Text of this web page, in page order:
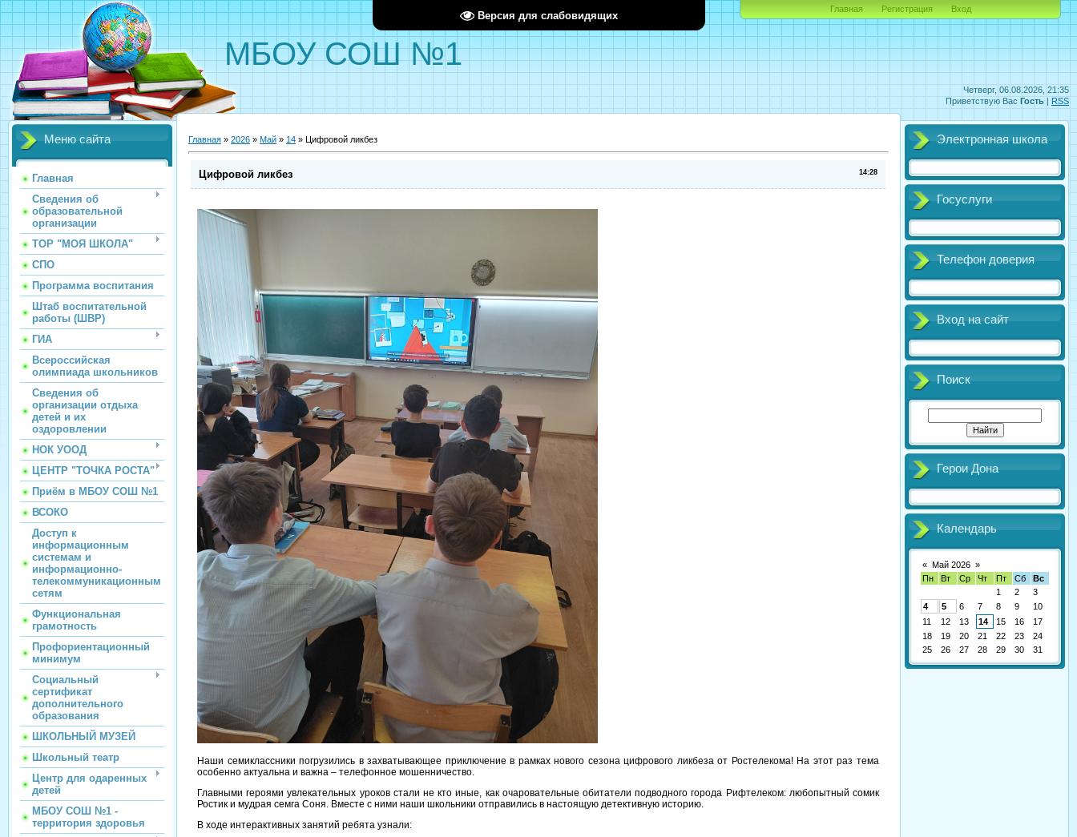
Версия для слабовидящих
Четверг, 06.08.2026, 21:35
Приветствую Вас Гость | RSS
МБОУ СОШ №1
Главная Регистрация Вход
Меню сайта
Главная
Сведения об
образовательной
организации
ТОР "МОЯ ШКОЛА"
СПО
Программа воспитания
Штаб воспитательной
работы (ШВР)
ГИА
Всероссийская
олимпиада школьников
Сведения об
организации отдыха
детей и их
оздоровлении
НОК УООД
ЦЕНТР "ТОЧКА РОСТА"
Приём в МБОУ СОШ №1
ВСОКО
Доступ к
информационным
системам и
информационно-
телекоммуникационным
сетям
Функциональная
грамотность
Профориентационный
минимум
Социальный
сертификат
дополнительного
образования
ШКОЛЬНЫЙ МУЗЕЙ
Школьный театр
Центр для одаренных
детей
МБОУ СОШ №1 -
территория здоровья
Главная » 2026 » Май » 14 » Цифровой ликбез
14:28
Цифровой ликбез
Наши семиклассники погрузились в захватывающее приключение в рамках нового сезона цифрового ликбеза от Ростелекома! На этот раз тема
особенно актуальна и важна – телефонное мошенничество.
Главными героями увлекательных уроков стали не кто иные, как очаровательные обитатели подводного города Рифтелеком: любопытный сомик
Ростик и мудрая семга Соня. Вместе с ними наши школьники отправились в настоящую детективную историю.
В ходе интерактивных занятий ребята узнали:
Электронная школа
Госуслуги
Телефон доверия
Вход на сайт
Поиск
Герои Дона
Календарь
« Май 2026 »
Пн
Вт Ср Чт Пт Сб
Вс
1
2
3
4
5 6 7 8 9
10
11
12 13 14 15 16
17
18
19 20 21 22 23
24
25
26 27 28 29 30 31